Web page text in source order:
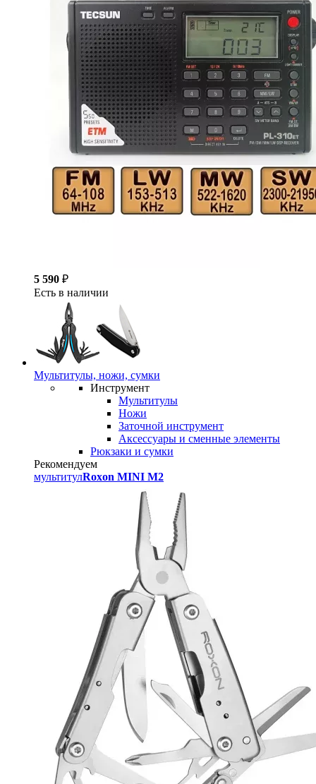
5 590 ₽
Есть в наличии
Мультитулы, ножи, сумки
Инструмент
Мультитулы
Ножи
Заточной инструмент
Аксессуары и сменные элементы
Рюкзаки и сумки
Рекомендуем
мультитулRoxon MINI M2